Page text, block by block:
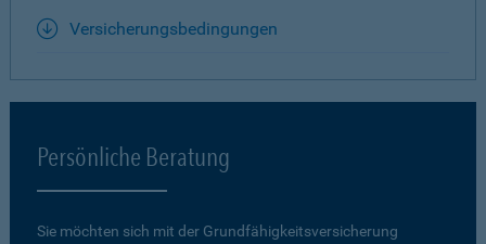
Versicherungsbedingungen
Persönliche Beratung
Sie möchten sich mit der Grundfähigkeits­versicherung